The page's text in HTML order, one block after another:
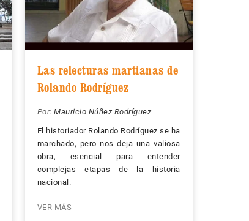
Las relecturas martianas de
Rolando Rodríguez
Por: Mauricio Núñez Rodríguez
El historiador Rolando Rodríguez se ha
marchado, pero nos deja una valiosa
obra, esencial para entender
complejas etapas de la historia
nacional.
VER MÁS